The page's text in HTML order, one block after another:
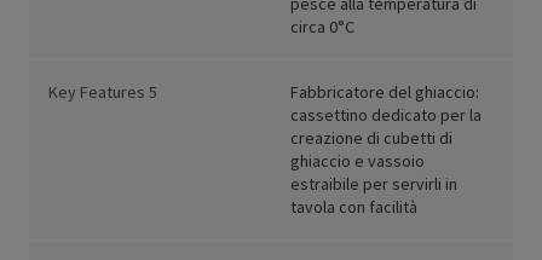
circa 0°C
Key Features 5
Fabbricatore del ghiaccio:
cassettino dedicato per la
creazione di cubetti di
ghiaccio e vassoio
estraibile per servirli in
tavola con facilità